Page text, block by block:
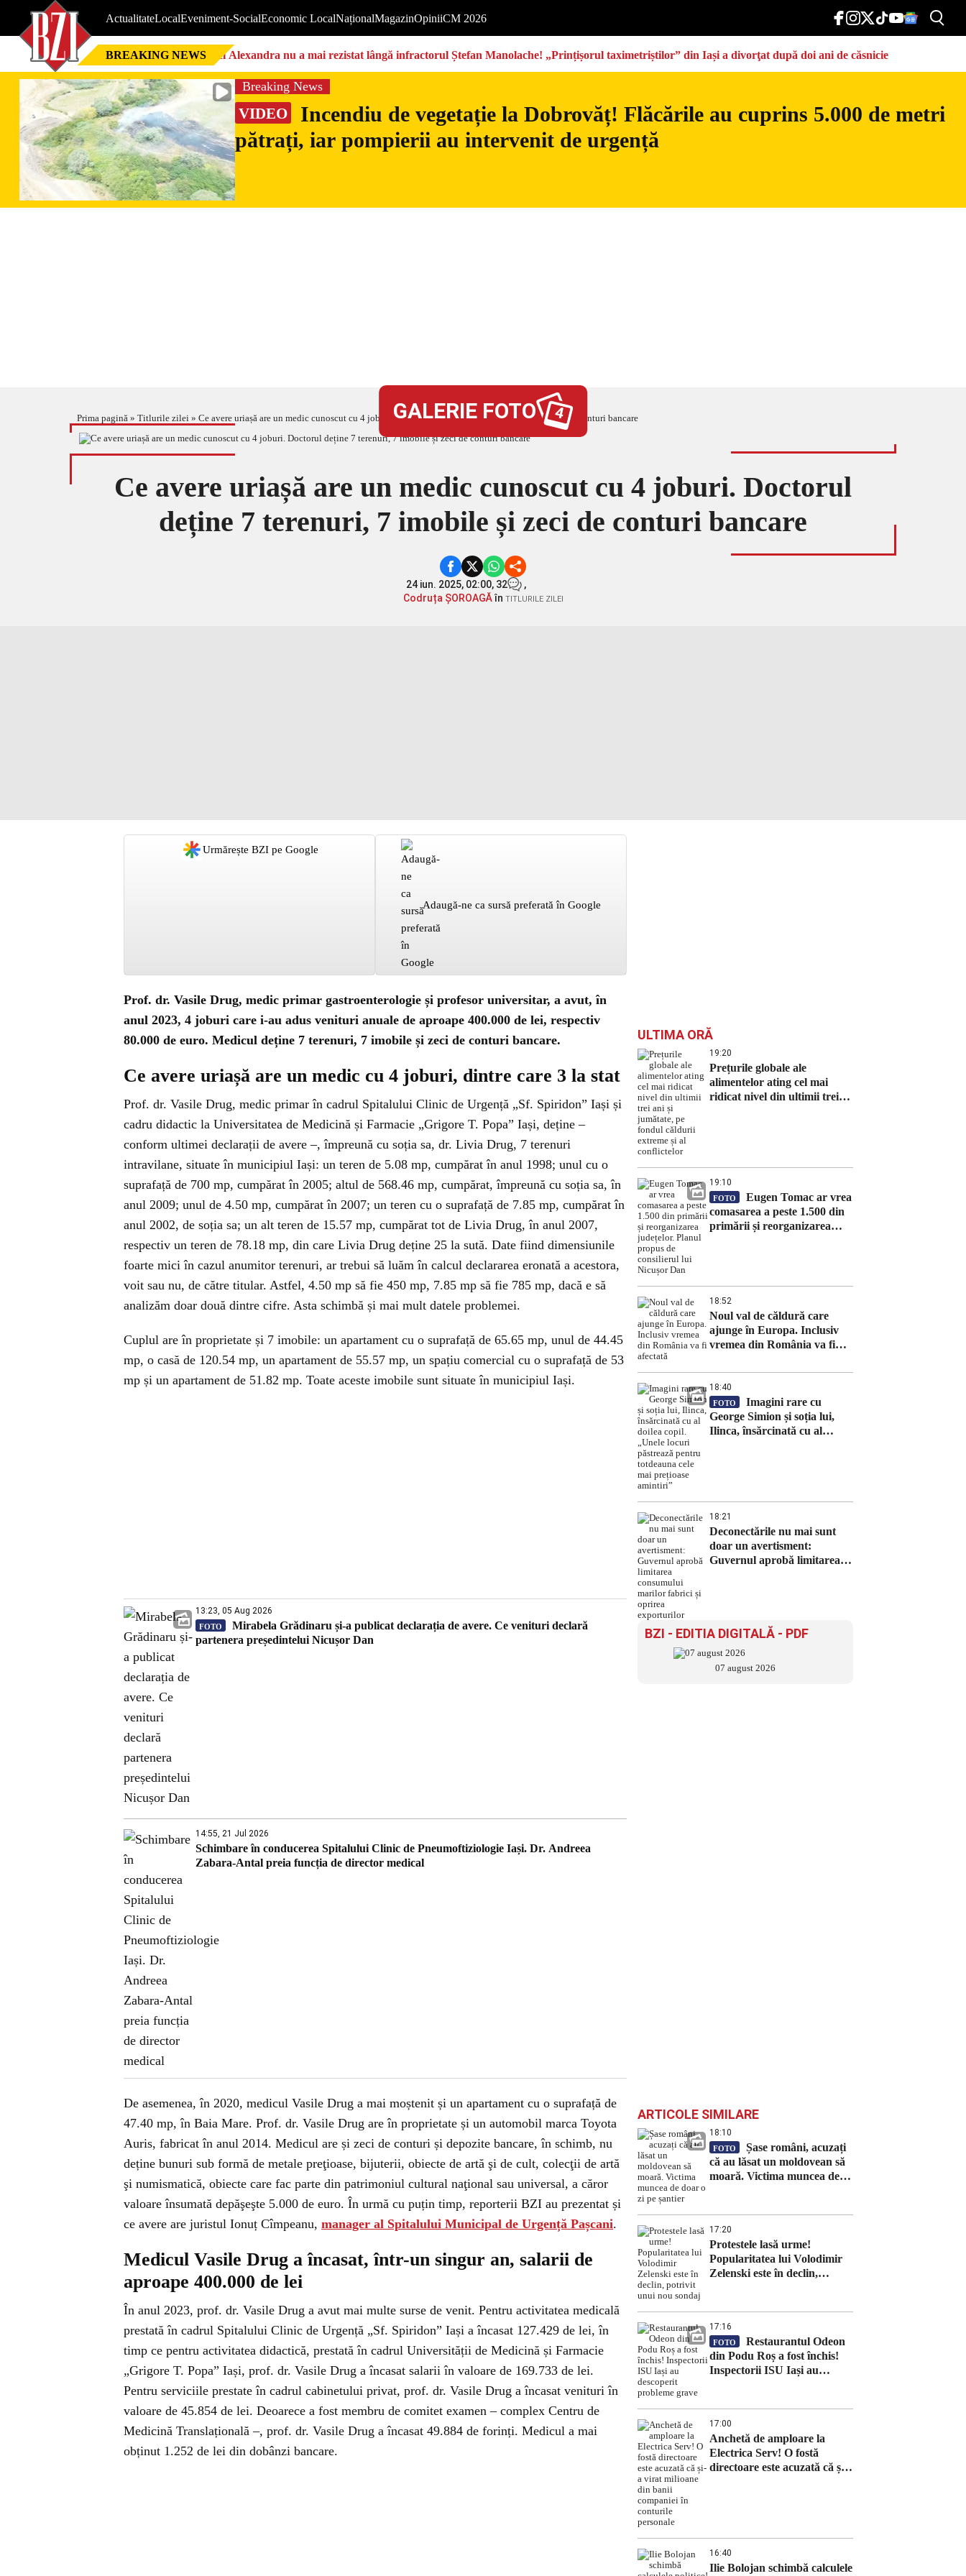
ActualitateLocalEveniment-SocialEconomic LocalNaționalMagazinOpiniiCM 2026
BREAKING NEWS Nici Alexandra nu a mai rezistat lângă infractorul Ștefan Manolache! „Prințișorul taximetriștilor” din Iași a divorţat după doi ani de căsnicie
Breaking News
VIDEO
Incendiu de vegetație la Dobrovăț! Flăcările au cuprins 5.000 de metri
pătrați, iar pompierii au intervenit de urgență
Prima pagină » Titlurile zilei » Ce avere uriașă are un medic cunoscut cu 4 joburi. Doctorul deține 7 terenuri, 7 imobile și zeci de conturi bancare
GALERIE FOTO 4
Ce avere uriașă are un medic cunoscut cu 4 joburi. Doctorul
deține 7 terenuri, 7 imobile și zeci de conturi bancare
24 iun. 2025, 02:00, 32
,
Codruța ȘOROAGĂîn TITLURILE ZILEI
Urmărește BZI pe Google
Adaugă-ne ca sursă preferată în Google
Prof. dr. Vasile Drug, medic primar gastroenterologie și profesor universitar, a avut, în
anul 2023, 4 joburi care i-au adus venituri anuale de aproape 400.000 de lei, respectiv
80.000 de euro. Medicul deține 7 terenuri, 7 imobile și zeci de conturi bancare.
Ce avere uriașă are un medic cu 4 joburi, dintre care 3 la stat
Prof. dr. Vasile Drug, medic primar în cadrul Spitalului Clinic de Urgență „Sf. Spiridon” Iași și
cadru didactic la Universitatea de Medicină și Farmacie „Grigore T. Popa” Iași, deține –
conform ultimei declarații de avere –, împreună cu soția sa, dr. Livia Drug, 7 terenuri
intravilane, situate în municipiul Iași: un teren de 5.08 mp, cumpărat în anul 1998; unul cu o
suprafață de 700 mp, cumpărat în 2005; altul de 568.46 mp, cumpărat, împreună cu soția sa, în
anul 2009; unul de 4.50 mp, cumpărat în 2007; un teren cu o suprafață de 7.85 mp, cumpărat în
anul 2002, de soția sa; un alt teren de 15.57 mp, cumpărat tot de Livia Drug, în anul 2007,
respectiv un teren de 78.18 mp, din care Livia Drug deține 25 la sută. Date fiind dimensiunile
foarte mici în cazul anumitor terenuri, ar trebui să luăm în calcul declararea eronată a acestora,
voit sau nu, de către titular. Astfel, 4.50 mp să fie 450 mp, 7.85 mp să fie 785 mp, dacă e să
analizăm doar două dintre cifre. Asta schimbă și mai mult datele problemei.
Cuplul are în proprietate și 7 imobile: un apartament cu o suprafață de 65.65 mp, unul de 44.45
mp, o casă de 120.54 mp, un apartament de 55.57 mp, un spațiu comercial cu o suprafață de 53
mp și un apartament de 51.82 mp. Toate aceste imobile sunt situate în municipiul Iași.
13:23, 05 Aug 2026
FOTO
Mirabela Grădinaru și-a publicat declarația de avere. Ce venituri declară
partenera președintelui Nicușor Dan
14:55, 21 Jul 2026
Schimbare în conducerea Spitalului Clinic de Pneumoftiziologie Iași. Dr. Andreea
Zabara-Antal preia funcția de director medical
De asemenea, în 2020, medicul Vasile Drug a mai moștenit și un apartament cu o suprafață de
47.40 mp, în Baia Mare. Prof. dr. Vasile Drug are în proprietate și un automobil marca Toyota
Auris, fabricat în anul 2014. Medicul are și zeci de conturi și depozite bancare, în schimb, nu
deține bunuri sub formă de metale preţioase, bijuterii, obiecte de artă şi de cult, colecţii de artă
şi numismatică, obiecte care fac parte din patrimoniul cultural naţional sau universal, a căror
valoare însumată depăşeşte 5.000 de euro. În urmă cu puțin timp, reporterii BZI au prezentat și
ce avere are juristul Ionuț Cîmpeanu, manager al Spitalului Municipal de Urgență Pașcani.
Medicul Vasile Drug a încasat, într-un singur an, salarii de
aproape 400.000 de lei
În anul 2023, prof. dr. Vasile Drug a avut mai multe surse de venit. Pentru activitatea medicală
prestată în cadrul Spitalului Clinic de Urgență „Sf. Spiridon” Iași a încasat 127.429 de lei, în
timp ce pentru activitatea didactică, prestată în cadrul Universității de Medicină și Farmacie
„Grigore T. Popa” Iași, prof. dr. Vasile Drug a încasat salarii în valoare de 169.733 de lei.
Pentru serviciile prestate în cadrul cabinetului privat, prof. dr. Vasile Drug a încasat venituri în
valoare de 45.854 de lei. Deoarece a fost membru de comitet examen – complex Centru de
Medicină Translațională –, prof. dr. Vasile Drug a încasat 49.884 de forinți. Medicul a mai
obținut 1.252 de lei din dobânzi bancare.
ULTIMA ORĂ
19:20
Prețurile globale ale
alimentelor ating cel mai
ridicat nivel din ultimii trei
19:10
FOTO
Eugen Tomac ar vrea
comasarea a peste 1.500 din
primării și reorganizarea
18:52
Noul val de căldură care
ajunge în Europa. Inclusiv
vremea din România va fi
18:40
FOTO
Imagini rare cu
George Simion și soția lui,
Ilinca, însărcinată cu al
18:21
Deconectările nu mai sunt
doar un avertisment:
Guvernul aprobă limitarea
BZI - EDITIA DIGITALĂ - PDF
07 august 2026
ARTICOLE SIMILARE
18:10
FOTO
Șase români, acuzați
că au lăsat un moldovean să
moară. Victima muncea de
17:20
Protestele lasă urme!
Popularitatea lui Volodimir
Zelenski este în declin,
17:16
FOTO
Restaurantul Odeon
din Podu Roș a fost închis!
Inspectorii ISU Iași au
17:00
Anchetă de amploare la
Electrica Serv! O fostă
directoare este acuzată că și-a
16:40
Ilie Bolojan schimbă calculele